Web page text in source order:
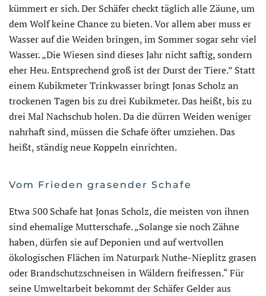
kümmert er sich. Der Schäfer checkt täglich alle Zäune, um
dem Wolf keine Chance zu bieten. Vor allem aber muss er
Wasser auf die Weiden bringen, im Sommer sogar sehr viel
Wasser. „Die Wiesen sind dieses Jahr nicht saftig, sondern
eher Heu. Entsprechend groß ist der Durst der Tiere.” Statt
einem Kubikmeter Trinkwasser bringt Jonas Scholz an
trockenen Tagen bis zu drei Kubikmeter. Das heißt, bis zu
drei Mal Nachschub holen. Da die dürren Weiden weniger
nahrhaft sind, müssen die Schafe öfter umziehen. Das
heißt, ständig neue Koppeln einrichten.
Vom Frieden grasender Schafe
Etwa 500 Schafe hat Jonas Scholz, die meisten von ihnen
sind ehemalige Mutterschafe. „Solange sie noch Zähne
haben, dürfen sie auf Deponien und auf wertvollen
ökologischen Flächen im Naturpark Nuthe-Nieplitz grasen
oder Brandschutzschneisen in Wäldern freifressen.“ Für
seine Umweltarbeit bekommt der Schäfer Gelder aus